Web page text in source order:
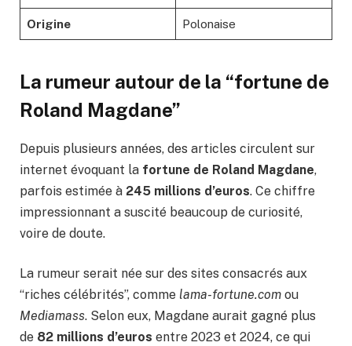
Origine Polonaise
La rumeur autour de la “fortune de
Roland Magdane”
Depuis plusieurs années, des articles circulent sur
internet évoquant la fortune de Roland Magdane,
parfois estimée à 245 millions d’euros. Ce chiffre
impressionnant a suscité beaucoup de curiosité,
voire de doute.
La rumeur serait née sur des sites consacrés aux
“riches célébrités”, comme lama-fortune.com ou
Mediamass. Selon eux, Magdane aurait gagné plus
de 82 millions d’euros entre 2023 et 2024, ce qui